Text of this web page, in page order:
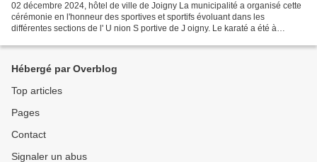
02 décembre 2024, hôtel de ville de Joigny La municipalité a organisé cette
cérémonie en l'honneur des sportives et sportifs évoluant dans les
différentes sections de l' U nion S portive de J oigny. Le karaté a été à
Hébergé par Overblog
Top articles
Pages
Contact
Signaler un abus